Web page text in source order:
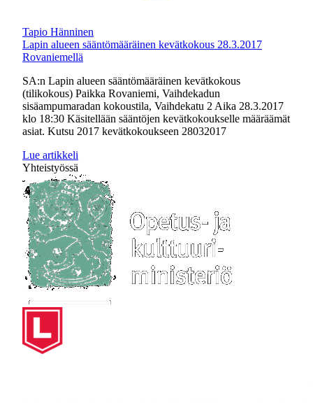
Tapio Hänninen
Lapin alueen sääntömääräinen kevätkokous 28.3.2017
Rovaniemellä
SA:n Lapin alueen sääntömääräinen kevätkokous
(tilikokous) Paikka Rovaniemi, Vaihdekadun
sisäampumaradan kokoustila, Vaihdekatu 2 Aika 28.3.2017
klo 18:30 Käsitellään sääntöjen kevätkokoukselle määräämät
asiat. Kutsu 2017 kevätkokoukseen 28032017
Lue artikkeli
Yhteistyössä